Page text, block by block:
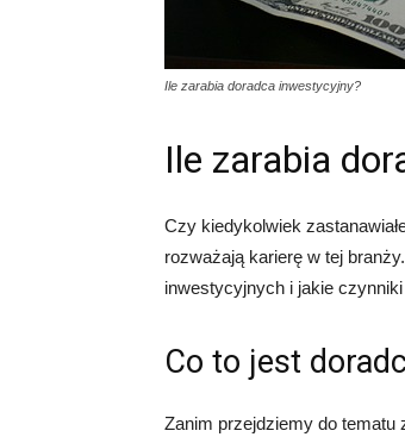
Ile zarabia doradca inwestycyjny?
Ile zarabia
Czy kiedykolwiek
rozważają karierę w tej
inwestycyjnych i jakie
Co to jest
Zanim przejdziemy do tematu